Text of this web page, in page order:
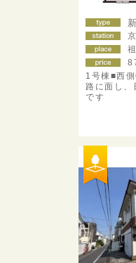
1号棟■西
路に面し、
です